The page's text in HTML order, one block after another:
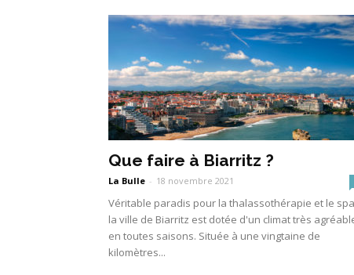
Que faire à Biarritz ?
La Bulle - 18 novembre 2021
Véritable paradis pour la thalassothérapie et le
la ville de Biarritz est dotée d'un climat très
en toutes saisons. Située à une vingtaine de
kilomètres...